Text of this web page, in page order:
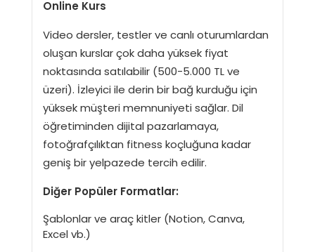
Online Kurs
Video dersler, testler ve canlı oturumlardan
oluşan kurslar çok daha yüksek fiyat
noktasında satılabilir (500-5.000 TL ve
üzeri). İzleyici ile derin bir bağ kurduğu için
yüksek müşteri memnuniyeti sağlar. Dil
öğretiminden dijital pazarlamaya,
fotoğrafçılıktan fitness koçluğuna kadar
geniş bir yelpazede tercih edilir.
Diğer Popüler Formatlar:
Şablonlar ve araç kitler (Notion, Canva,
Excel vb.)